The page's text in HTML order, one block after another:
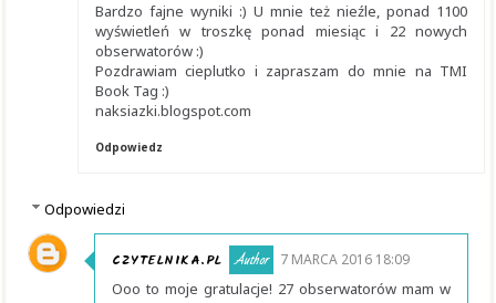
Bardzo fajne wyniki :) U mnie też nieźle, ponad 1100
wyświetleń w troszkę ponad miesiąc i 22 nowych
obserwatorów :)
Pozdrawiam cieplutko i zapraszam do mnie na TMI
Book Tag :)
naksiazki.blogspot.com
Odpowiedz
Odpowiedzi
CZYTELNIKA.PL 7 MARCA 2016 18:09
Ooo to moje gratulacje! 27 obserwatorów mam w